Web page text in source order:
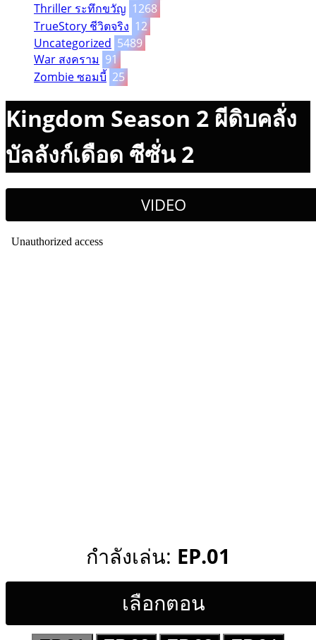
Thriller ระทึกขวัญ 1268
TrueStory ชีวิตจริง 12
Uncategorized 5489
War สงคราม 91
Zombie ซอมบี้ 25
Kingdom Season 2 ผีดิบคลั่ง
บัลลังก์เดือด ซีซั่น 2
VIDEO
กำลังเล่น: EP.01
เลือกตอน